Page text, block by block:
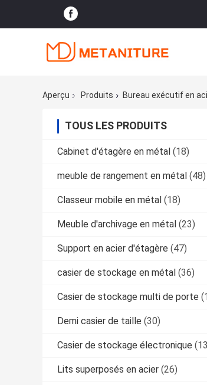
Aperçu Produits Bureau exécutif en
TOUS LES PRODUITS
Cabinet d'étagère en métal (18)
meuble de rangement en métal (48)
Classeur mobile en métal (18)
Meuble d'archivage en métal (23)
Support en acier d'étagère (47)
casier de stockage en métal (36)
Casier de stockage multi de porte
Demi casier de taille (30)
Casier de stockage électronique
Lits superposés en acier (26)